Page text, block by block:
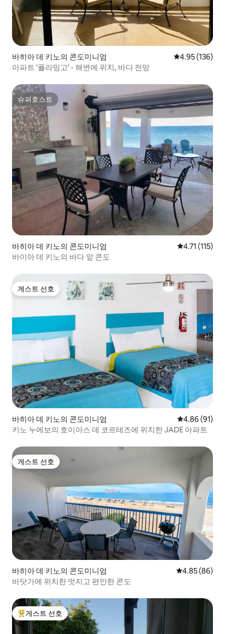
바히아 데 키노의 콘도미니엄 평점 4.95점(5
4.95 (136)
아파트 '플라밍고' - 해변에 위치, 바다 전망
슈퍼호스트
슈퍼호스트
바히아 데 키노의 콘도미니엄 평점 4.71점(5
4.71 (115)
바이아 데 키노의 바다 앞 콘도
게스트 선호
게스트 선호
바히아 데 키노의 콘도미니엄 평점 4.86점(5
4.86 (91)
키노 누에보의 호이아스 데 코르테즈에 위치한 JADE 아파트
게스트 선호
게스트 선호
바히아 데 키노의 콘도미니엄 평점 4.85점(5
4.85 (86)
바닷가에 위치한 멋지고 편안한 콘도
상위 게스트 선호
게스트 선호